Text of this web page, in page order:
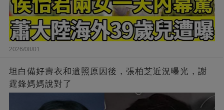
2026/08/01
坦白備好壽衣和遺照原因後，張柏芝近況曝光，謝
霆鋒媽媽說對了